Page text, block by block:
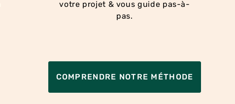
votre projet & vous guide pas-à-
pas.
COMPRENDRE NOTRE MÉTHODE